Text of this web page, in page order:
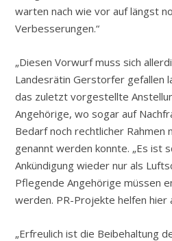
warten nach wie vor auf längst
Verbesserungen.“
„Diesen Vorwurf muss sich
Landesrätin Gerstorfer gefallen
das zuletzt vorgestellte
Angehörige, wo sogar auf
Bedarf noch rechtlicher Rahmen
genannt werden konnte. „Es ist
Ankündigung wieder nur als
Pflegende Angehörige müssen
werden. PR-Projekte helfen hier
„Erfreulich ist die Beibehaltung